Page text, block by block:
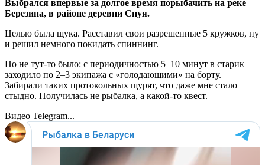
Выбрался впервые за долгое время порыбачить на реке
Березина, в районе деревни Снуя.
Целью была щука. Расставил свои разрешенные 5 кружков, ну
и решил немного покидать спиннинг.
Но не тут-то было: с периодичностью 5–10 минут в старик
заходило по 2–3 экипажа с «голодающими» на борту.
Забирали таких протокольных щурят, что даже мне стало
стыдно. Получилась не рыбалка, а какой-то квест.
Видео Telegram...